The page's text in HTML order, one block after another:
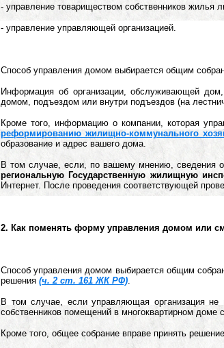
- управление товариществом собственников жилья
- управление управляющей организацией.
Способ управления домом выбирается общим
Информация об организации, обслуживающей
домом, подъездом или внутри подъездов (на
Кроме того, информацию о компании, которая
реформированию жилищно-коммунального
образование и адрес вашего дома.
В том случае, если, по вашему мнению, сведения
региональную Государственную жилищную
Интернет. После проведения соответствующей
2. Как поменять форму управления домом или
Способ управления домом выбирается общим
решения (ч. 2 ст. 161 ЖК РФ)
В том случае, если управляющая организация не
собственников помещений в многоквартирном доме
Кроме того, общее собрание вправе принять